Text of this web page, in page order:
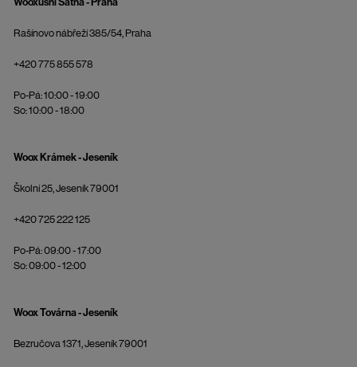
Rašínovo nábřeží 385/54, Praha
+420 775 855 578
Po-Pá: 10:00 - 19:00
So: 10:00 - 18:00
Woox Krámek - Jeseník
Školní 25, Jeseník 79001
+420 725 222 125
Po-Pá: 09:00 - 17:00
So: 09:00 - 12:00
Woox Továrna - Jeseník
Bezručova 1371, Jeseník 79001